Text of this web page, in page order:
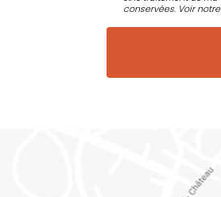
conservées. Voir notre